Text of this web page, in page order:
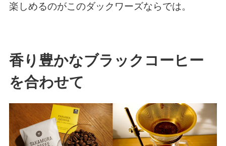
楽しめるのがこのダックワーズならでは。
香り豊かなブラックコーヒー
を合わせて